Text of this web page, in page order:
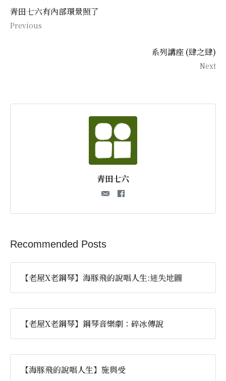
青田七六有內部環景照了
Previous
系列講座 (肆之肆)
Next
青田七六
Recommended Posts
【老屋X老鋼琴】海豚飛的說唱人生:迷失地圖
【老屋X老鋼琴】鋼琴音樂劇：碎冰傳說
【海豚飛的說唱人生】施與受